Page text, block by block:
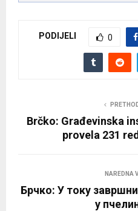
PODIJELI 0
Brčko: Građevinska
provela 231
NAREDNA
Брчко: У току
у